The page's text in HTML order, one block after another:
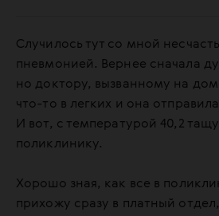
Случилось тут со мной
пневмонией. Вернее сначала
но доктору, вызванному на
что-то в легких и она
И вот, с температурой 40,2
поликлинику.
Хорошо зная, как все в
прихожу сразу в платный